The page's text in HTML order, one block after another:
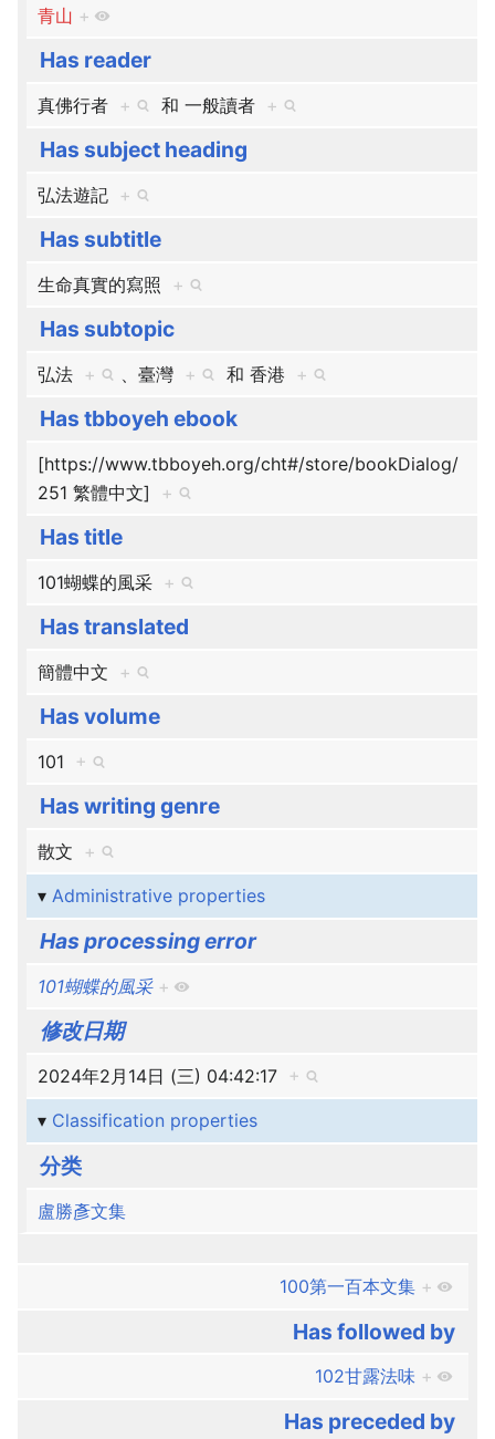
青山 +
Has reader
真佛行者 + 和 一般讀者 +
Has subject heading
弘法遊記 +
Has subtitle
生命真實的寫照 +
Has subtopic
弘法 + 、​ 臺灣 + 和 香港 +
Has tbboyeh ebook
[https://www.tbboyeh.org/cht#/store/bookDialog/
251 繁體中文]
+
Has title
101蝴蝶的風采 +
Has translated
簡體中文 +
Has volume
101 +
Has writing genre
散文 +
Administrative properties
Has processing error
101蝴蝶的風采 +
修改日期
2024年2月14日 (三) 04:42:17 +
Classification properties
分类
盧勝彥文集
100第一百本文集 +
Has followed by
102甘露法味 +
Has preceded by